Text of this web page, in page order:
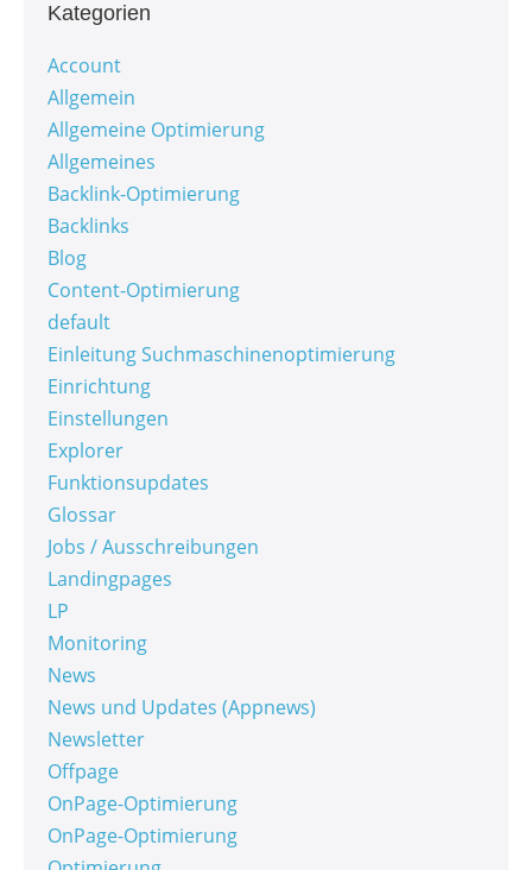
Kategorien
Account
Allgemein
Allgemeine Optimierung
Allgemeines
Backlink-Optimierung
Backlinks
Blog
Content-Optimierung
default
Einleitung Suchmaschinenoptimierung
Einrichtung
Einstellungen
Explorer
Funktionsupdates
Glossar
Jobs / Ausschreibungen
Landingpages
LP
Monitoring
News
News und Updates (Appnews)
Newsletter
Offpage
OnPage-Optimierung
OnPage-Optimierung